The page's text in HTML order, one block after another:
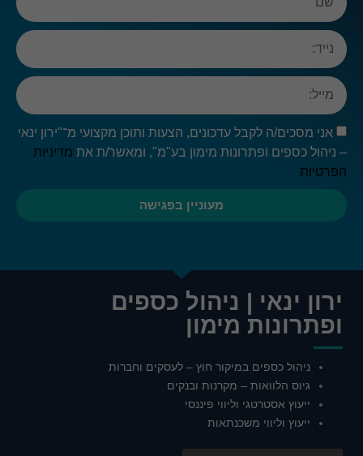
אני מסכים/ה לקבל עדכונים, הצעות ותוכן מקצועי מ־"ירון ינאי
– ניהול כספים ופתרונות מימון בע"מ", ומאשר/ת את מדיניות
הפרטיות
מעוניין בפגישה
ירון ינאי | ניהול כספים
ופתרונות מימון
ניהול כספים במיקור חוץ – לעסקים וחברות
גיוס הלוואות – מקרנות ובנקים
ייעוץ אסטרטגי וליווי פיננסי
ייעוץ וליווי משכנתאות
ממך
רוב
את
האפשרות
לחוויית
משתמש